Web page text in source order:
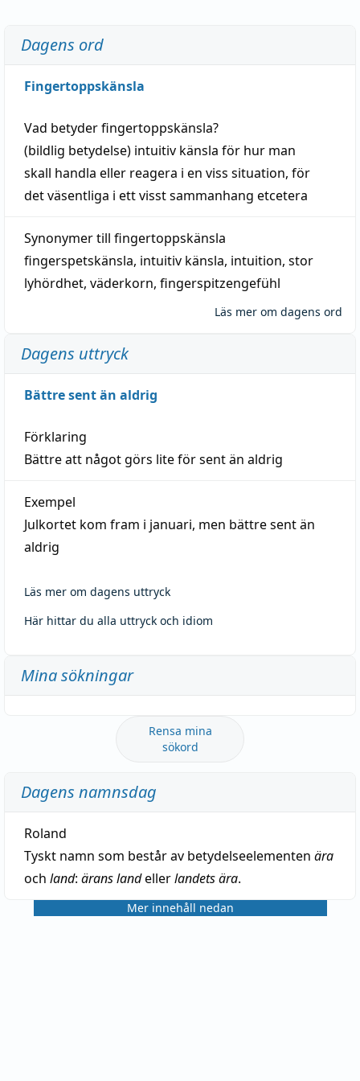
Dagens ord
Fingertoppskänsla
Vad betyderfingertoppskänsla?
(bildlig betydelse) intuitiv känsla för hur man
skall handla eller reagera i en viss situation, för
det väsentliga i ett visstsammanhang etcetera
Synonymer till fingertoppskänsla
fingerspetskänsla, intuitiv känsla, intuition, stor
lyhördhet, väderkorn, fingerspitzengefühl
Läs mer om dagens ord
Dagens uttryck
Bättre sent än aldrig
Förklaring
Bättre att något görs lite för sent än aldrig
Exempel
Julkortet kom fram i januari, men bättre sent än
aldrig
Läs mer om dagens uttryck
Här hittar du alla uttryck och idiom
Mina sökningar
Rensa mina
sökord
Dagens namnsdag
Roland
Tyskt namn som består av betydelseelementen ära
och land: ärans landellerlandets ära.
Mer innehåll nedan